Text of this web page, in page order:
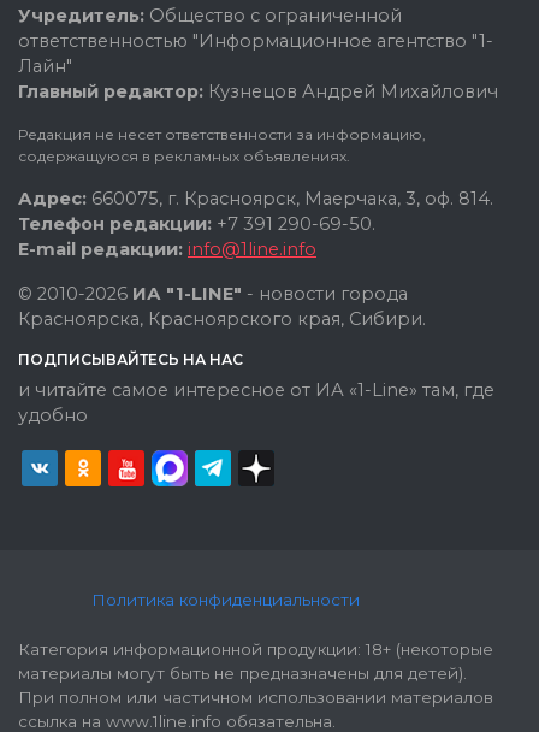
Учредитель: Общество с ограниченной
ответственностью "Информационное агентство "1-
Лайн"
Главный редактор: Кузнецов Андрей Михайлович
Редакция не несет ответственности за информацию,
содержащуюся в рекламных объявлениях.
Адрес: 660075, г. Красноярск, Маерчака, 3, оф. 814.
Телефон редакции: +7 391 290-69-50.
E-mail редакции: info@1line.info
© 2010-2026 ИА "1-LINE" - новости города
Красноярска, Красноярского края, Сибири.
ПОДПИСЫВАЙТЕСЬ НА НАС
и читайте самое интересное от ИА «1-Line» там, где
удобно
Политика конфиденциальности
Категория информационной продукции: 18+ (некоторые
материалы могут быть не предназначены для детей).
При полном или частичном использовании материалов
ссылка на www.1line.info обязательна.